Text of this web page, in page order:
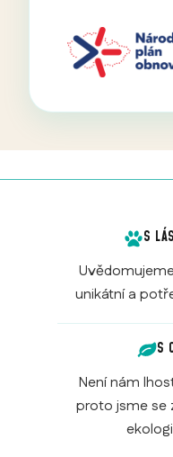
S
unikátní a
S
Není nám
proto jsme se